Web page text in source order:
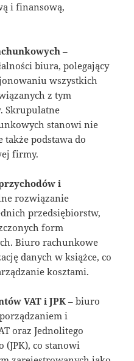
i finansową,
–
biura, polegający
wszystkich
z tym
Skrupulatne
stanowi nie
podstawa do
firmy.
i
rozwiązanie
przedsiębiorstw,
form
Biuro rachunkowe
danych w książce, co
kosztami.
VAT i JPK – biuro
i
oraz Jednolitego
co stanowi